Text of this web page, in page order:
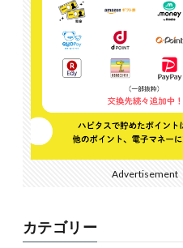
Advertisement
カテゴリー